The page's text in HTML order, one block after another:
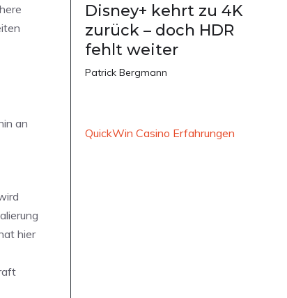
an
hier
Disney+ kehrt zu 4K
zurück – doch HDR
fehlt weiter
Patrick Bergmann
QuickWin Casino Erfahrungen